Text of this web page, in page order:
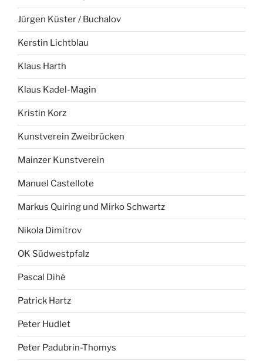
Jürgen Küster / Buchalov
Kerstin Lichtblau
Klaus Harth
Klaus Kadel-Magin
Kristin Korz
Kunstverein Zweibrücken
Mainzer Kunstverein
Manuel Castellote
Markus Quiring und Mirko Schwartz
Nikola Dimitrov
OK Südwestpfalz
Pascal Dihé
Patrick Hartz
Peter Hudlet
Peter Padubrin-Thomys